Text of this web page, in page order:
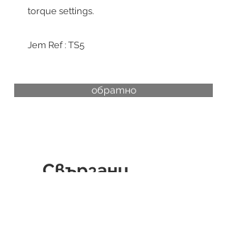
torque settings.
Jem Ref : TS5
обратно
Свързани